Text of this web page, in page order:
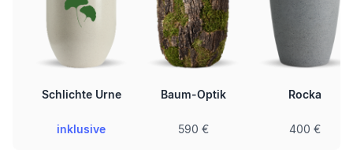
Schlichte Urne
inklusive
Baum-Optik
590 €
Rocka
400 €